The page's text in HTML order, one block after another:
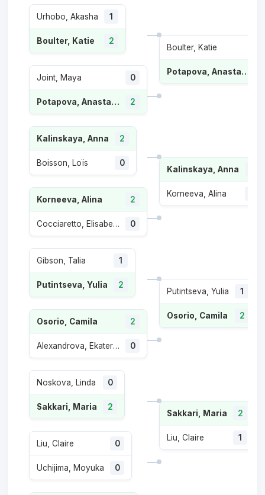
Urhobo, Akasha 1
Boulter, Katie 2
Joint, Maya 0
Potapova, Anastasia 2
Kalinskaya, Anna 2
Boisson, Loïs 0
Korneeva, Alina 2
Cocciaretto, Elisabetta 0
Gibson, Talia 1
Putintseva, Yulia 2
Osorio, Camila 2
Alexandrova, Ekaterina 0
Noskova, Linda 0
Sakkari, Maria 2
Liu, Claire 0
Uchijima, Moyuka 0
Boulter, Katie
Potapova, Anastasia
Kalinskaya, Anna
Korneeva, Alina
Putintseva, Yulia 1
Osorio, Camila 2
Sakkari, Maria 2
Liu, Claire 1